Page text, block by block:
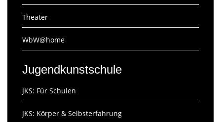
Theater
WbW@home
Jugendkunstschule
JKS: Für Schulen
JKS: Körper & Selbsterfahrung